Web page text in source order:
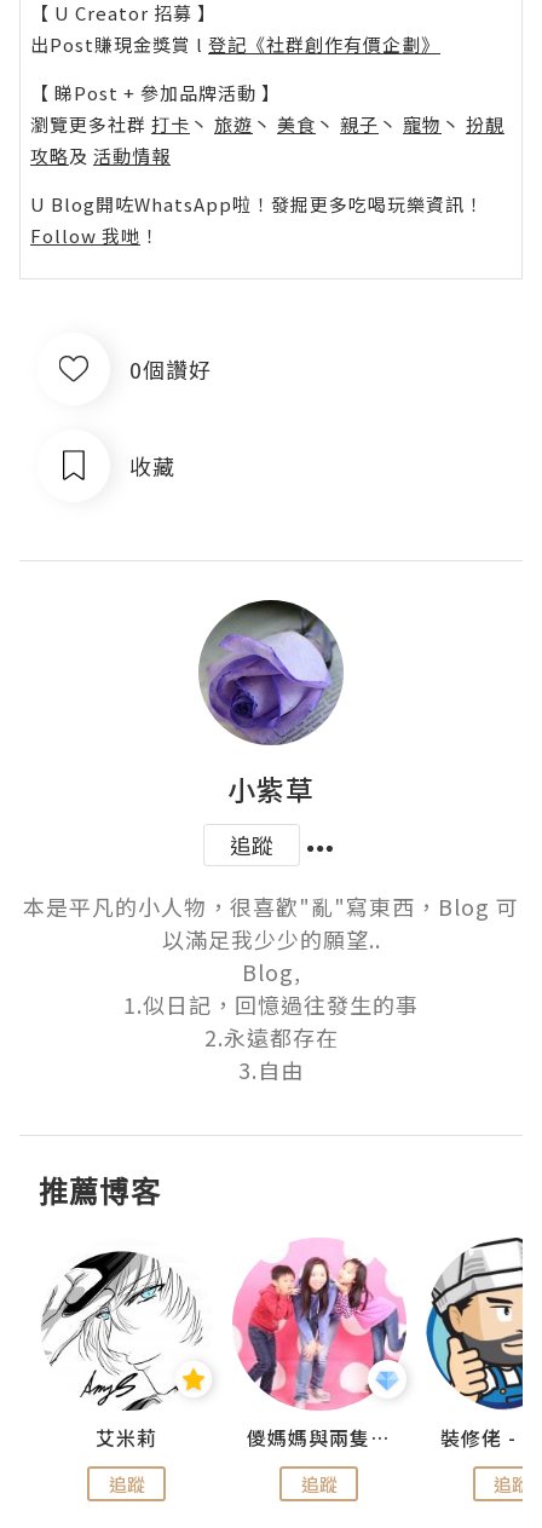
【 U Creator 招募 】
出Post賺現金獎賞 l 登記《社群創作有價企劃》
【 睇Post + 參加品牌活動 】
瀏覽更多社群 打卡 丶 旅遊 丶 美食 丶 親子 丶 寵物 丶 扮靚
攻略及 活動情報
U Blog開咗WhatsApp啦！發掘更多吃喝玩樂資訊！
Follow 我哋 ！
0個讚好
收藏
小紫草
追蹤
本是平凡的小人物，很喜歡"亂"寫東西，Blog 可
以滿足我少少的願望..
Blog,
1.似日記，回憶過往發生的事
2.永遠都存在
3.自由
推薦博客
艾米莉
追蹤
儍媽媽與兩隻小魔怪之家
追蹤 追蹤